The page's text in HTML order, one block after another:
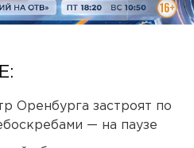
Оренбурга застроят по
— на паузе